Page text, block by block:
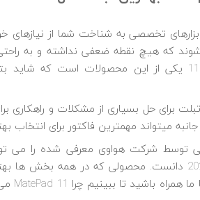
تخصصی به شناخت شما از نیازهای
کنند. تبلت هواوی میت پد 11 یکی از این محصولات
برای حل بسیاری از مشکلات و راهکاری برای